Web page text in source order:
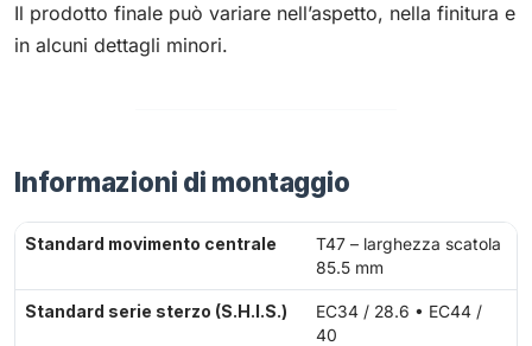
Il prodotto finale può variare nell’aspetto, nella finitura e
in alcuni dettagli minori.
Informazioni di montaggio
Standard movimento centrale
T47 – larghezza scatola
85.5 mm
Standard serie sterzo (S.H.I.S.)
EC34 / 28.6 • EC44 /
40